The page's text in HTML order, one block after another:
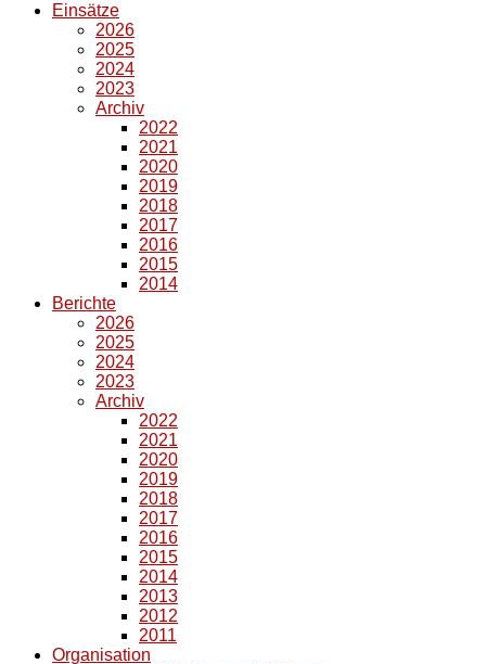
Einsätze
2026
2025
2024
2023
Archiv
2022
2021
2020
2019
2018
2017
2016
2015
2014
Berichte
2026
2025
2024
2023
Archiv
2022
2021
2020
2019
2018
2017
2016
2015
2014
2013
2012
2011
Organisation